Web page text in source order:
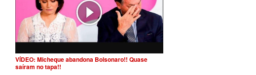
VÍDEO: Micheque abandona Bolsonaro!! Quase
saíram no tapa!!